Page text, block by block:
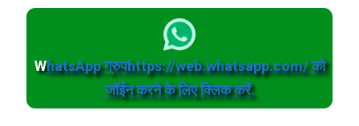
WhatsApp ग्रुपhttps://web.whatsapp.com/ को
जॉईन करने के लिए क्लिक करें.